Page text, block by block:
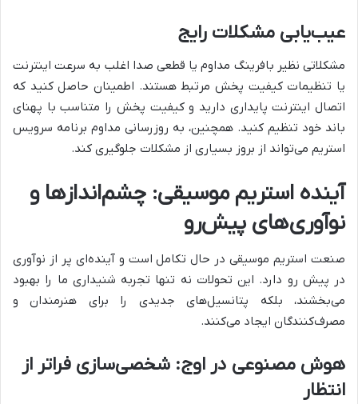
عیب‌یابی مشکلات رایج
مشکلاتی نظیر بافرینگ مداوم یا قطعی صدا اغلب به سرعت اینترنت
یا تنظیمات کیفیت پخش مرتبط هستند. اطمینان حاصل کنید که
اتصال اینترنت پایداری دارید و کیفیت پخش را متناسب با پهنای
باند خود تنظیم کنید. همچنین، به روزرسانی مداوم برنامه سرویس
استریم می‌تواند از بروز بسیاری از مشکلات جلوگیری کند.
آینده استریم موسیقی: چشم‌اندازها و
نوآوری‌های پیش‌رو
صنعت استریم موسیقی در حال تکامل است و آینده‌ای پر از نوآوری
در پیش رو دارد. این تحولات نه تنها تجربه شنیداری ما را بهبود
می‌بخشند، بلکه پتانسیل‌های جدیدی را برای هنرمندان و
مصرف‌کنندگان ایجاد می‌کنند.
هوش مصنوعی در اوج: شخصی‌سازی فراتر از
انتظار